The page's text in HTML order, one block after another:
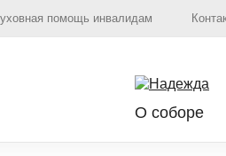
помощь инвалидам
О соборе